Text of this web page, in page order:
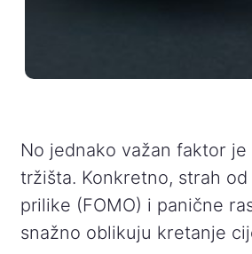
No jednako važan faktor je
tržišta. Konkretno, strah
prilike (FOMO) i panične
snažno oblikuju kretanje